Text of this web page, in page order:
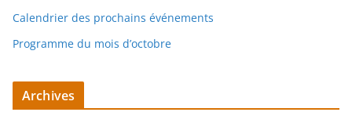
Calendrier des prochains événements
Programme du mois d’octobre
Archives